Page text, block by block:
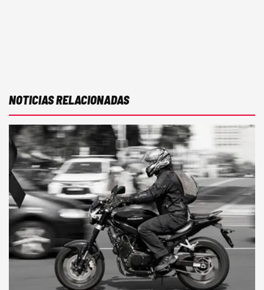
NOTICIAS RELACIONADAS